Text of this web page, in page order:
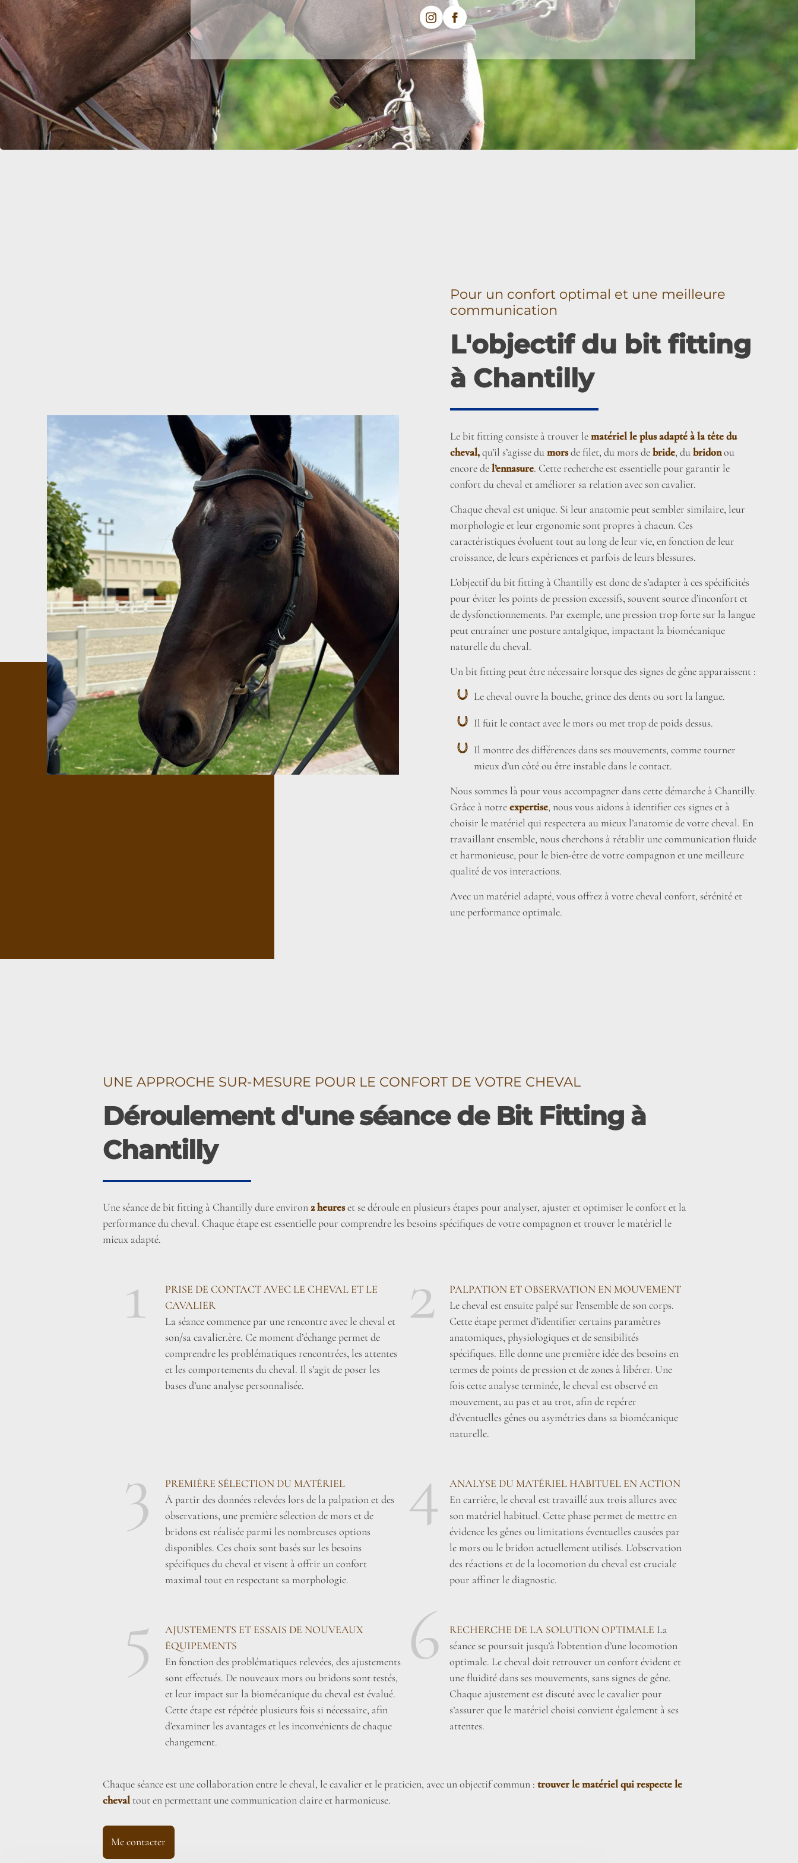
Pour un confort optimal et une meilleure
communication
L'objectif du bit fitting
à Chantilly
Le bit fitting consiste à trouver lematériel le plus adapté à la tête du
cheval,qu’il s’agisse dumorsde filet, du mors debride, dubridonou
encore del’ennasure. Cette recherche est essentielle pour garantir le
confort du cheval et améliorer sa relation avec son cavalier.
Chaque cheval est unique. Si leur anatomie peut sembler similaire, leur
morphologie et leur ergonomie sont propres à chacun. Ces
caractéristiques évoluent tout au long de leur vie, en fonction de leur
croissance, de leurs expériences et parfois de leurs blessures.
L’objectif du bit fitting à Chantilly est donc de s’adapter à ces spécificités
pour éviter les points de pression excessifs, souvent source d’inconfort et
de dysfonctionnements. Par exemple, une pression trop forte sur la langue
peut entraîner une posture antalgique, impactant la biomécanique
naturelle du cheval.
Un bit fitting peut être nécessaire lorsque des signes de gêne apparaissent :
Le cheval ouvre la bouche, grince des dents ou sort la langue.
Il fuit le contact avec le mors ou met trop de poids dessus.
Il montre des différences dans ses mouvements, comme tourner
mieux d’un côté ou être instable dans le contact.
Nous sommes là pour vous accompagner dans cette démarche à Chantilly.
Grâce à notreexpertise, nous vous aidons à identifier ces signes et à
choisir le matériel qui respectera au mieux l’anatomie de votre cheval. En
travaillant ensemble, nous cherchons à rétablir une communication fluide
et harmonieuse, pour le bien-être de votre compagnon et une meilleure
qualité de vos interactions.
Avec un matériel adapté, vous offrez à votre cheval confort, sérénité et
une performance optimale.
UNE APPROCHE SUR-MESURE POUR LE CONFORT DE VOTRE CHEVAL
Déroulement d'une séance de Bit Fitting à
Chantilly
Une séance de bit fitting à Chantilly dure environ2 heureset se déroule en plusieurs étapes pour analyser, ajuster et optimiser le confort et la
performance du cheval. Chaque étape est essentielle pour comprendre les besoins spécifiques de votre compagnon et trouver le matériel le
mieux adapté.
1
PRISE DE CONTACT AVEC LE CHEVAL ET LE
CAVALIER
La séance commence par une rencontre avec le cheval et
son/sa cavalier.ère. Ce moment d’échange permet de
comprendre les problématiques rencontrées, les attentes
et les comportements du cheval. Il s’agit de poser les
bases d’une analyse personnalisée.
2
PALPATION ET OBSERVATION EN MOUVEMENT
Le cheval est ensuite palpé sur l’ensemble de son corps.
Cette étape permet d’identifier certains paramètres
anatomiques, physiologiques et de sensibilités
spécifiques. Elle donne une première idée des besoins en
termes de points de pression et de zones à libérer. Une
fois cette analyse terminée, le cheval est observé en
mouvement, au pas et au trot, afin de repérer
d’éventuelles gênes ou asymétries dans sa biomécanique
naturelle.
3
PREMIÈRE SÉLECTION DU MATÉRIEL
À partir des données relevées lors de la palpation et des
observations, une première sélection de mors et de
bridons est réalisée parmi les nombreuses options
disponibles. Ces choix sont basés sur les besoins
spécifiques du cheval et visent à offrir un confort
maximal tout en respectant sa morphologie.
4
ANALYSE DU MATÉRIEL HABITUEL EN ACTION
En carrière, le cheval est travaillé aux trois allures avec
son matériel habituel. Cette phase permet de mettre en
évidence les gênes ou limitations éventuelles causées par
le mors ou le bridon actuellement utilisés. L’observation
des réactions et de la locomotion du cheval est cruciale
pour affiner le diagnostic.
5
AJUSTEMENTS ET ESSAIS DE NOUVEAUX
ÉQUIPEMENTS
En fonction des problématiques relevées, des ajustements
sont effectués. De nouveaux mors ou bridons sont testés,
et leur impact sur la biomécanique du cheval est évalué.
Cette étape est répétée plusieurs fois si nécessaire, afin
d’examiner les avantages et les inconvénients de chaque
changement.
6 RECHERCHE DE LA SOLUTION OPTIMALE La
séance se poursuit jusqu’à l’obtention d’une locomotion
optimale. Le cheval doit retrouver un confort évident et
une fluidité dans ses mouvements, sans signes de gêne.
Chaque ajustement est discuté avec le cavalier pour
s’assurer que le matériel choisi convient également à ses
attentes.
Chaque séance est une collaboration entre le cheval, le cavalier et le praticien, avec un objectif commun : trouver le matériel qui respecte le
chevaltout en permettant une communication claire et harmonieuse.
Me contacter